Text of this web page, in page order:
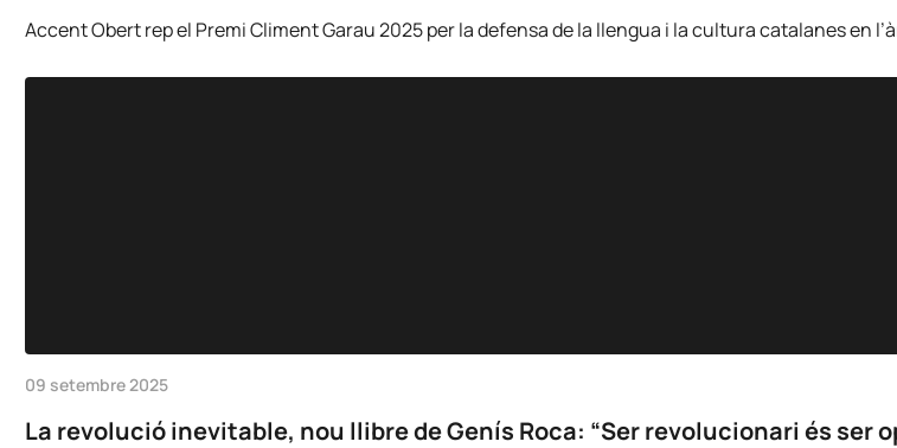
Accent Obert rep el Premi Climent Garau 2025 per la defensa de la llengua i la cultura catalanes en
09 setembre 2025
La revolució inevitable, nou llibre de Genís Roca: “Ser revolucionari és ser